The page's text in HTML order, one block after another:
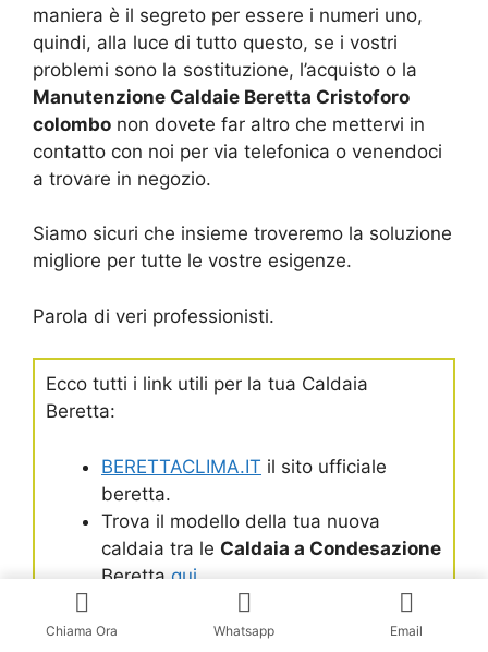
maniera è il segreto per essere i numeri uno,
quindi, alla luce di tutto questo, se i vostri
problemi sono la sostituzione, l’acquisto o la
Manutenzione Caldaie Beretta Cristoforo
colombo non dovete far altro che mettervi in
contatto con noi per via telefonica o venendoci
a trovare in negozio.
Siamo sicuri che insieme troveremo la soluzione
migliore per tutte le vostre esigenze.
Parola di veri professionisti.
Ecco tutti i link utili per la tua Caldaia
Beretta:
BERETTACLIMA.IT il sito ufficiale
beretta.
Trova il modello della tua nuova
caldaia tra le Caldaia a Condesazione
Beretta qui
Trova il modello della tua
Standard
qui
Chiama Ora Whatsapp Email